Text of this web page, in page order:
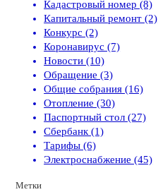
Кадастровый номер (8)
Капитальный ремонт (2)
Конкурс (2)
Коронавирус (7)
Новости (10)
Обращение (3)
Общие собрания (16)
Отопление (30)
Паспортный стол (27)
Сбербанк (1)
Тарифы (6)
Электроснабжение (45)
Метки